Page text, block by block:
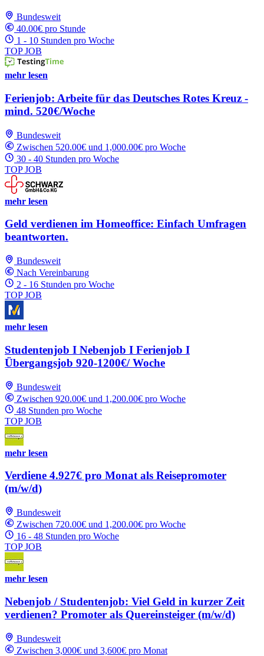
Bundesweit
40.00€ pro Stunde
1 - 10 Stunden pro Woche
TOP JOB
mehr lesen
Ferienjob: Arbeite für das Deutsches Rotes Kreuz -
mind. 520€/Woche
Bundesweit
Zwischen 520.00€ und 1,000.00€ pro Woche
30 - 40 Stunden pro Woche
TOP JOB
mehr lesen
Geld verdienen im Homeoffice: Einfach Umfragen
beantworten.
Bundesweit
Nach Vereinbarung
2 - 16 Stunden pro Woche
TOP JOB
mehr lesen
Studentenjob I Nebenjob I Ferienjob I
Übergangsjob 920-1200€/ Woche
Bundesweit
Zwischen 920.00€ und 1,200.00€ pro Woche
48 Stunden pro Woche
TOP JOB
mehr lesen
Verdiene 4.927€ pro Monat als Reisepromoter
(m/w/d)
Bundesweit
Zwischen 720.00€ und 1,200.00€ pro Woche
16 - 48 Stunden pro Woche
TOP JOB
mehr lesen
Nebenjob / Studentenjob: Viel Geld in kurzer Zeit
verdienen? Promoter als Quereinsteiger (m/w/d)
Bundesweit
Zwischen 3,000€ und 3,600€ pro Monat